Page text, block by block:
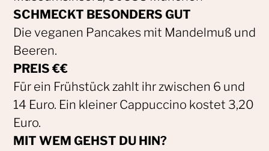
SCHMECKT BESONDERS GUT
Die veganen Pancakes mit Mandelmuß und
Beeren.
PREIS €€
Für ein Frühstück zahlt ihr zwischen 6 und
14 Euro. Ein kleiner Cappuccino kostet 3,20
Euro.
MIT WEM GEHST DU HIN?